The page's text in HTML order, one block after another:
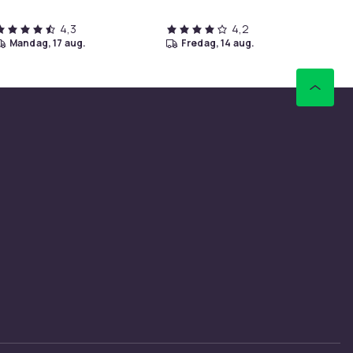
4,3
mandag, 17 aug.
4,2
fredag, 14 aug.